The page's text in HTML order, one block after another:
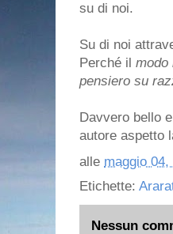
su di noi.
Su di noi
Perché il modo
pensiero su
Davvero bello
autore aspetto
alle maggio 04,
Etichette:
Nessun